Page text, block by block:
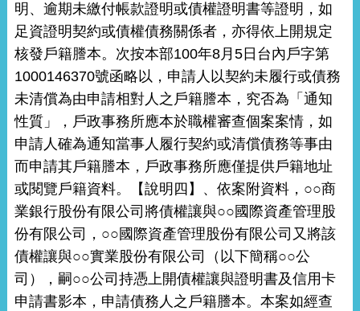
明、逾期未繳付帳款證明或債權證明書等證明，如
足資證明契約或債權債務關係者，亦得依上開規定
核發戶籍謄本。次按本部100年8月5日台內戶字第
1000146370號函略以，申請人以契約未履行或債務
未清償為由申請相對人之戶籍謄本，究否為「通知
性質」，戶政事務所應本於職權審查個案案情，如
申請人確為通知當事人履行契約或清償債務等事由
而申請其戶籍謄本，戶政事務所應僅提供戶籍地址
或閱覽戶籍資料。【說明四】、依案附資料，○○商
業銀行股份有限公司將債權讓與○○國際資產管理股
份有限公司，○○國際資產管理股份有限公司又將該
債權讓與○○實業股份有限公司（以下簡稱○○公
司），嗣○○公司持憑上開債權讓與證明書及信用卡
申請書影本，申請債務人之戶籍謄本。本案如經查